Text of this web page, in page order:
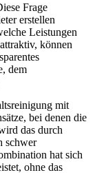
Frage
erstellen
Leistungen
können
dem
mit
bei denen die
das durch
schwer
hat sich
ohne das